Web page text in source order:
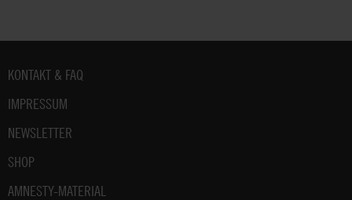
Fußbereich
KONTAKT & FAQ
IMPRESSUM
NEWSLETTER
SHOP
AMNESTY-MATERIAL